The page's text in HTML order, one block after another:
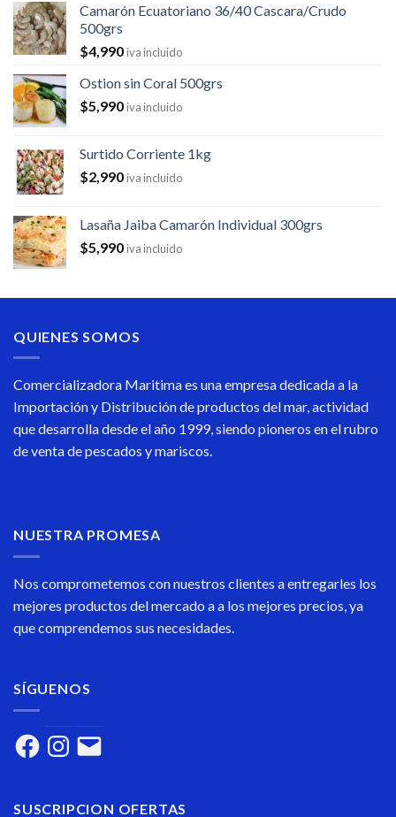
Camarón Ecuatoriano 36/40 Cascara/Crudo
500grs
$4,990iva incluido
Ostion sin Coral 500grs
$5,990iva incluido
Surtido Corriente 1kg
$2,990iva incluido
Lasaña Jaiba Camarón Individual 300grs
$5,990iva incluido
QUIENES SOMOS
Comercializadora Maritima es una empresa dedicada a la
Importación y Distribución de productos del mar, actividad
que desarrolla desde el año 1999, siendo pioneros en el rubro
de venta de pescados y mariscos.
NUESTRA PROMESA
Nos comprometemos con nuestros clientes a entregarles los
mejores productos del mercado a a los mejores precios, ya
que comprendemos sus necesidades.
SÍGUENOS
FacebookInstagram
Correo
electrónico
SUSCRIPCION OFERTAS